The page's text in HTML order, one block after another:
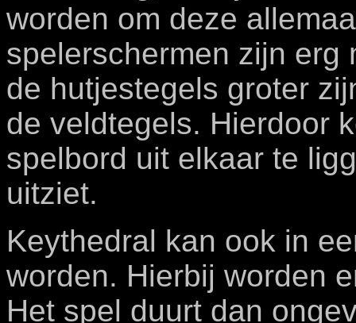
worden om deze
spelerschermen zijn erg
de hutjestegels groter
de veldtegels. Hierdoor
spelbord uit elkaar te
uitziet.
Keythedral kan ook in
worden. Hierbij worden
Het spel duurt dan